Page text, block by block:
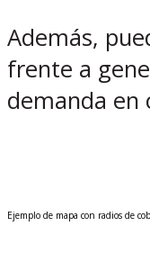
Además,
frente a
demanda en
Ejemplo de mapa con radios de